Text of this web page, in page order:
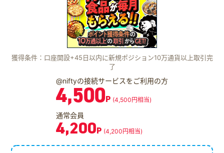
獲得条件：口座開設+45日以内に新規ポジション10万通貨以上取引完
了
@niftyの接続サービスをご利用の方
4,500P (4,500円相当)
通常会員
4,200P (4,200円相当)